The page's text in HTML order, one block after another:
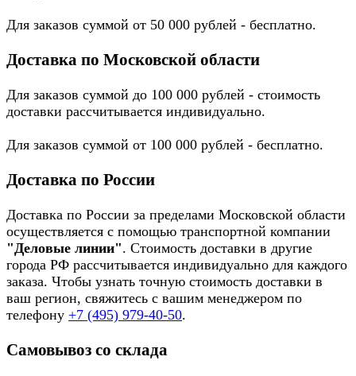
Для заказов суммой от 50 000 рублей - бесплатно.
Доставка по Московской области
Для заказов суммой до 100 000 рублей - стоимость
доставки рассчитывается индивидуально.
Для заказов суммой от 100 000 рублей - бесплатно.
Доставка по России
Доставка по России за пределами Московской области
осуществляется с помощью транспортной компании
"Деловые линии". Стоимость доставки в другие
города РФ рассчитывается индивидуально для каждого
заказа. Чтобы узнать точную стоимость доставки в
ваш регион, свяжитесь с вашим менеджером по
телефону +7 (495) 979-40-50.
Самовывоз со склада